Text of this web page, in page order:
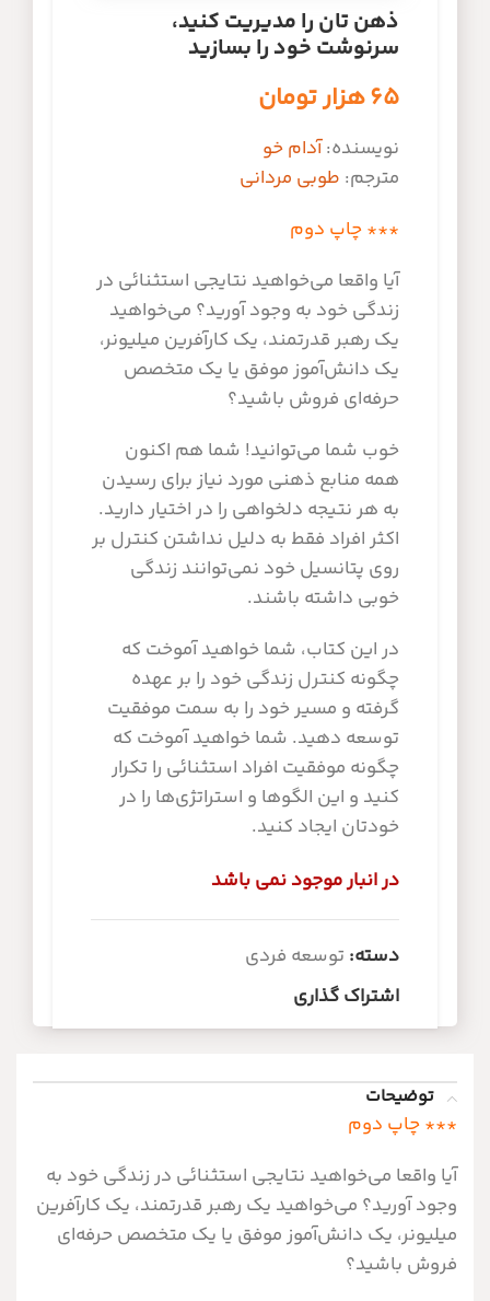
ذهن تان را مدیریت کنید،
سرنوشت خود را بسازید
۶۵هزار تومان
نویسنده:آدام خو
مترجم: طوبی مردانی
*** چاپ دوم
آيا واقعا مي‌خواهيد نتايجي استثنائي در
زندگي خود به وجود آوريد؟ مي‌خواهيد
يک رهبر قدرتمند، يک کارآفرین ميليونر،
يک دانش‌آموز موفق یا يک متخصص
حرفه‌اي فروش باشيد؟
خوب شما مي‌توانيد! شما هم اکنون
همه منابع ذهني مورد نياز برای رسيدن
به هر نتيجه دلخواهي را در اختيار داريد.
اکثر افراد فقط به دليل نداشتن کنترل بر
روي پتانسيل خود نمي‌توانند زندگي
خوبي داشته باشند.
در اين کتاب، شما خواهيد آموخت که
چگونه کنترل زندگي خود را بر عهده
گرفته و مسير خود را به سمت موفقيت
توسعه دهيد. شما خواهيد آموخت که
چگونه موفقيت افراد استثنائي را تکرار
کنيد و اين الگوها و استراتژي‌ها را در
خودتان ايجاد کنيد.
در انبار موجود نمی باشد
دسته: توسعه فردی
اشتراک گذاری
توضیحات
*** چاپ دوم
آيا واقعا مي‌خواهيد نتايجي استثنائي در زندگي خود به
وجود آوريد؟ مي‌خواهيد يک رهبر قدرتمند، يک کارآفرین
ميليونر، يک دانش‌آموز موفق یا يک متخصص حرفه‌اي
فروش باشيد؟